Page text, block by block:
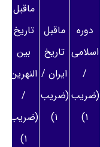
دوره
اسلامی
/
(ضریب
۱)
ماقبل
تاریخ
ایران /
(ضریب
۱)
ماقبل
تاریخ
بین
النهرین
/
(ضریب
۱)